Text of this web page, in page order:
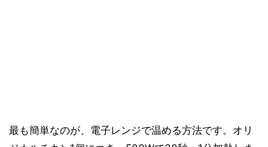
最も簡単なのが、電子レンジで温める方法です。オリ